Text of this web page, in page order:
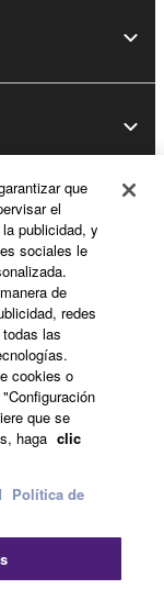
de uso
cookies
que
el
publicidad, y
sociales le
de
redes
las
cookies o
que se
haga clic
Política de